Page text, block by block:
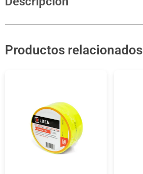
Productos relacionados